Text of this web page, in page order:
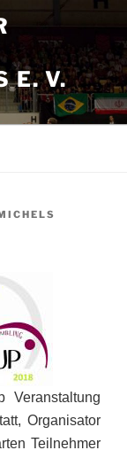
E. V.
Veranstaltung
Organisator
Teilnehmer